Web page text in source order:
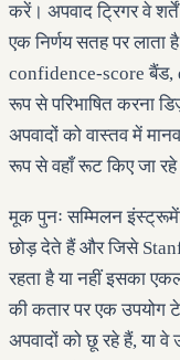
करें। अपवाद ट्रिगर वे
एक निर्णय सतह पर
confidence-score बैंड,
रूप से परिभाषित करना
अपवादों को वास्तव में
रूप से वहाँ रूट किए जा
मूक पुनः सम्मिलन
छोड़ देते हैं और जिसे
रहता है या नहीं इसका
की कतार पर एक उपयोग
अपवादों को छू रहे हैं, या